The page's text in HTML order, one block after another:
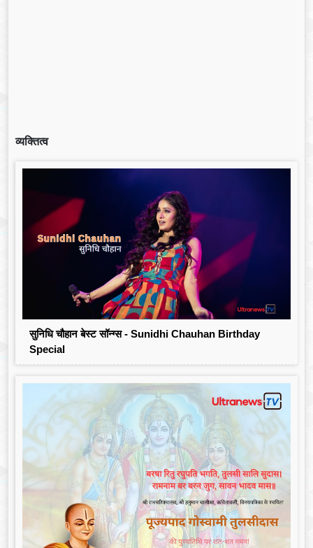
व्यक्तित्व
सुनिधि चौहान बेस्ट सॉन्ग्स - Sunidhi Chauhan Birthday
Special